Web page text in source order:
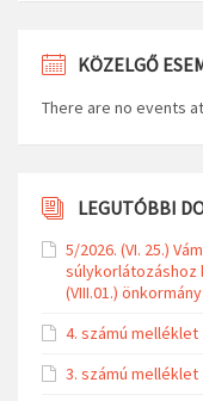
KÖZELGŐ
There are no events
LEGUTÓBBI
5/2026. (VI. 25.)
súlykorlátozáshoz
(VIII.01.)
4. számú melléklet
3. számú melléklet